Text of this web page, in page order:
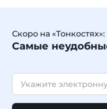
Скоро на «Тонкостях»:
Самые